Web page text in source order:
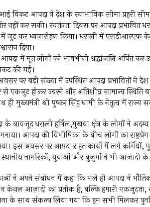
विकट आपदा ने देश के स्वाभाविक सीमा प्रहरी
नहीं कर सकी। स्वतंत्रता दिवस पर आपदा प्रभावित
में जुट कर ध्वजारोहण किया। धराली में
दिया।
में मृत लोगों को भावभीनी श्रद्धांजलि अर्पित कर
की गई।
पर बड़ी संख्या में उपस्थित आपदा प्रभावितों ने
एकजुट होकर उबरने और अतिशीघ्र सामान्य स्थिति
मुख्यमंत्री श्री पुष्कर सिंह धामी के नेतृत्व में राज्य
के बावजूद धराली हर्षिल,मुखबा क्षेत्र के लोगों ने
आपदा की विभीषिका के बीच लोगों का
गया। इस अवसर पर आपदा राहत कार्यों में लगे
में स्थानीय नागरिकों, युवाओं और बुजुर्गों ने भी आजादी
ने अपने संबोधन में कहा कि भले ही आपदा ने
न केवल आज़ादी का प्रतीक है, बल्कि हमारी
के साथ संकल्प लिया गया कि हम सभी मिलकर